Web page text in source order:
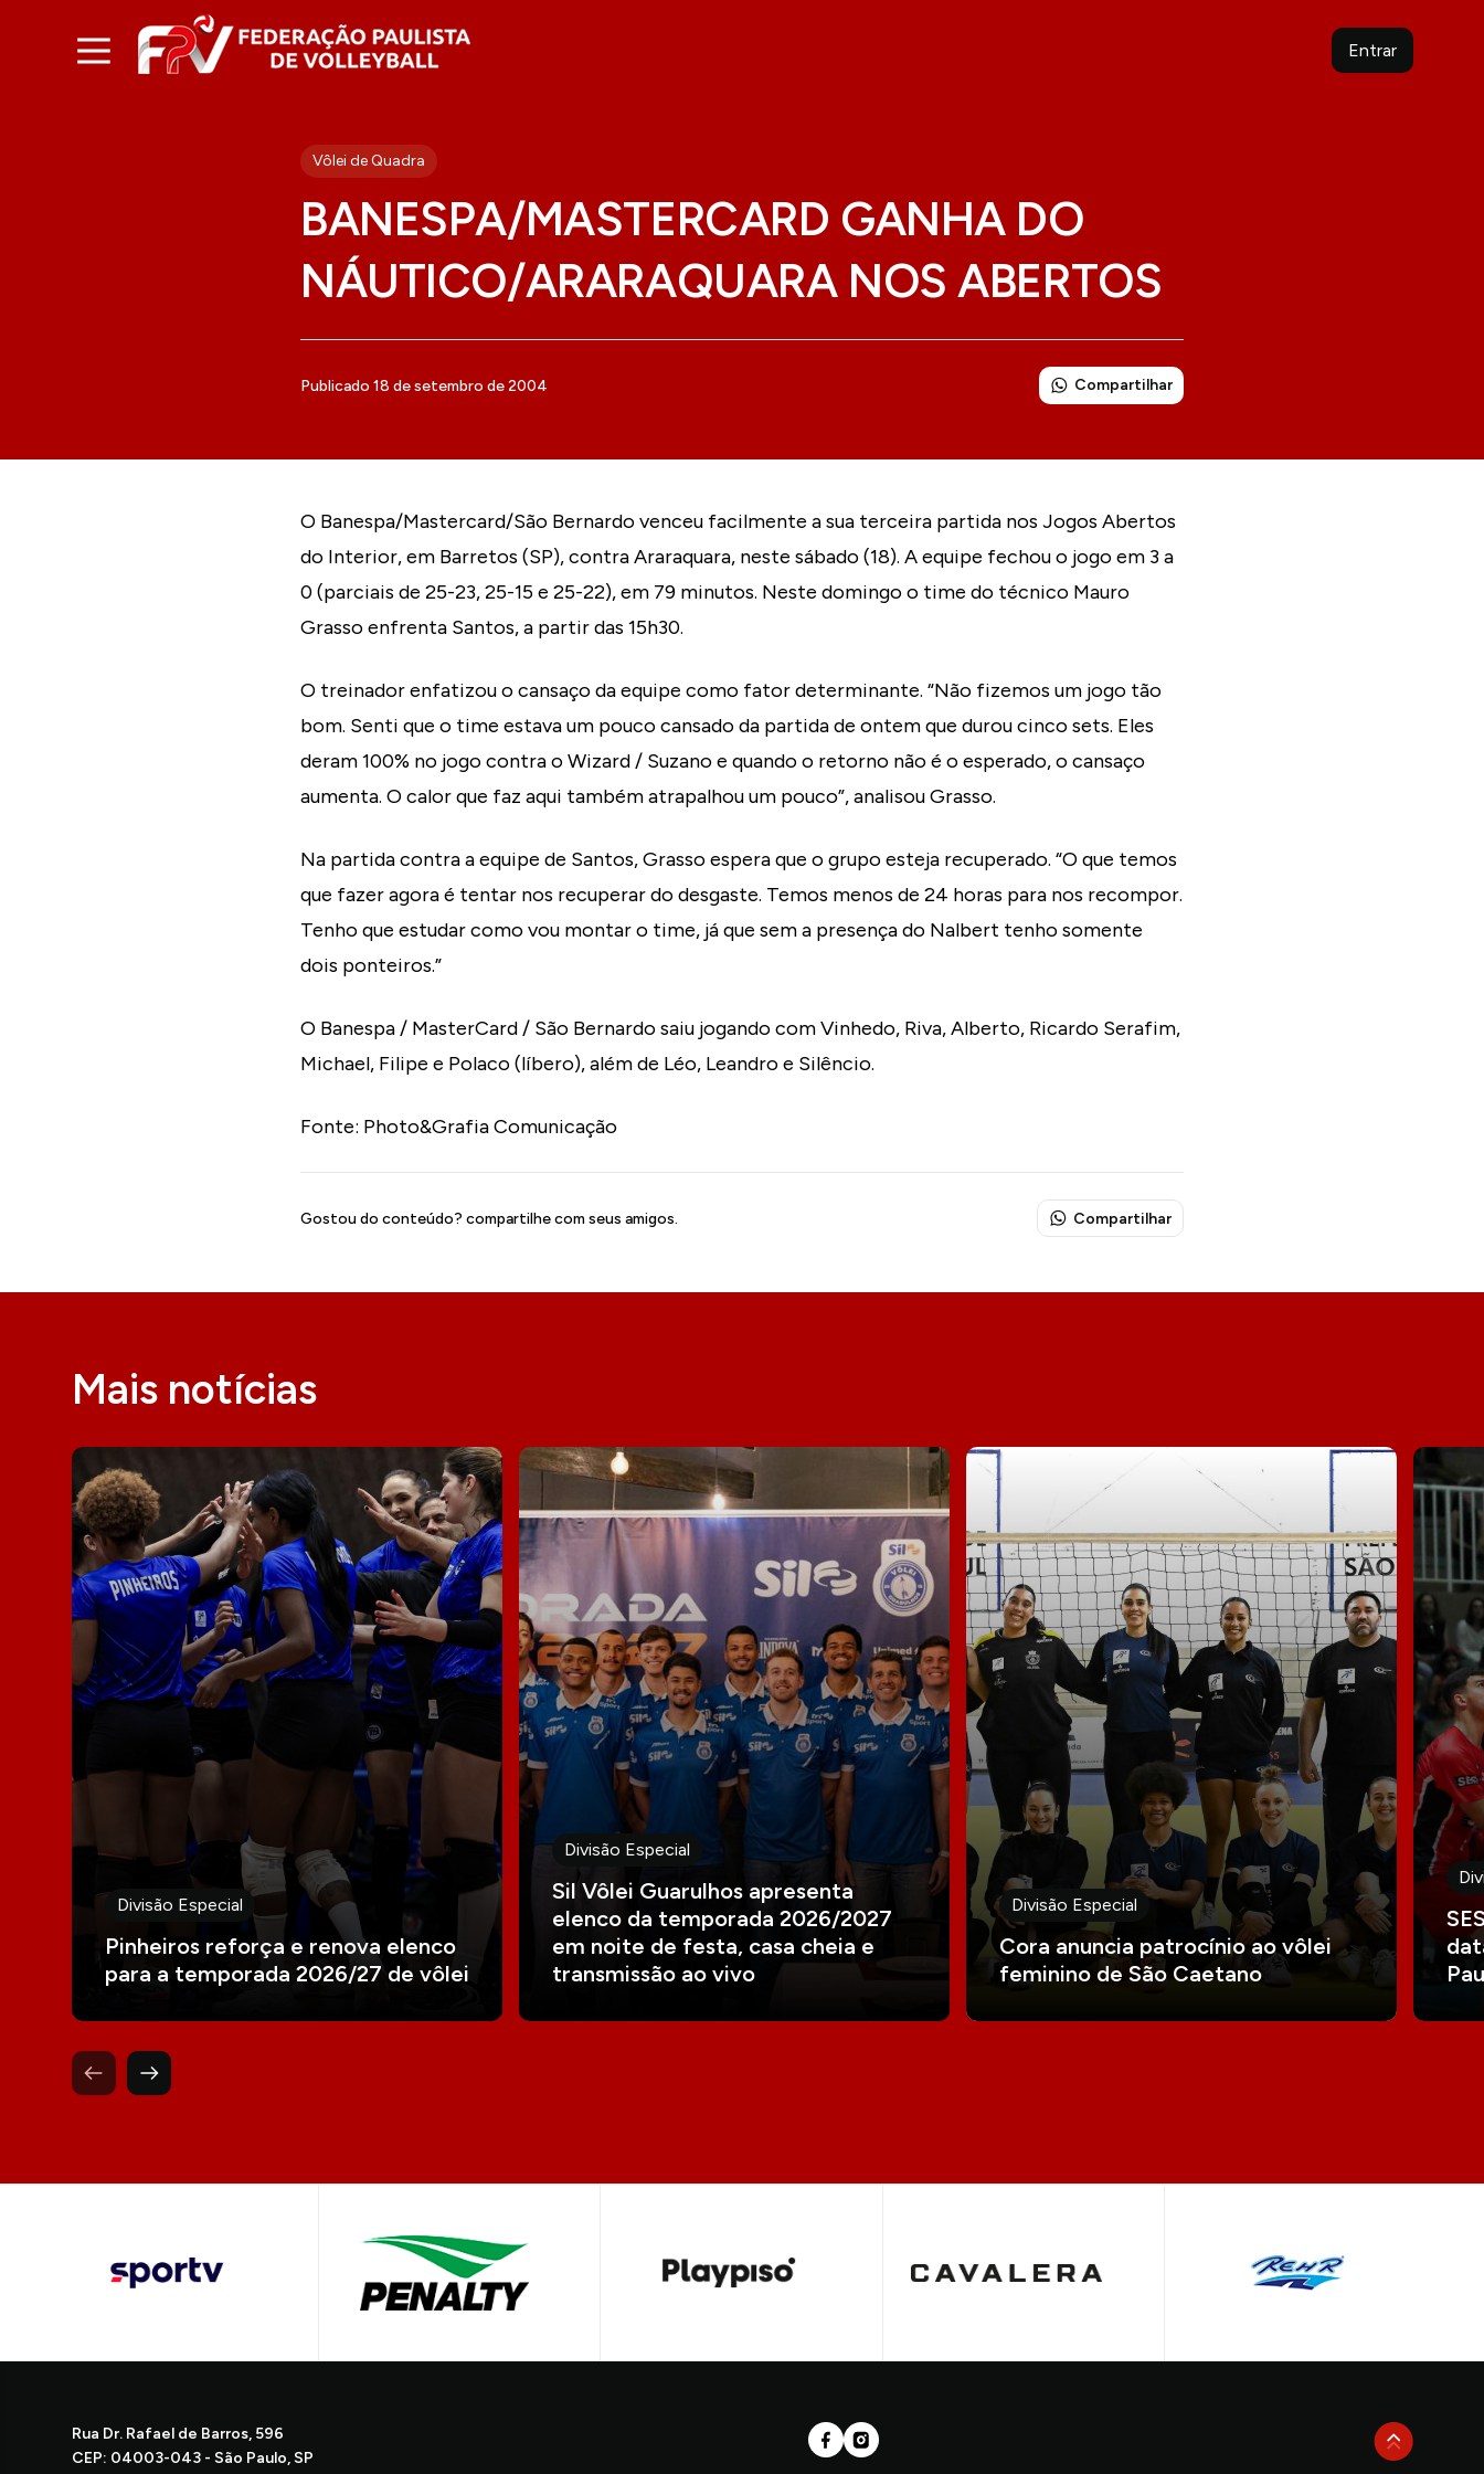
Entrar
Vôlei de Quadra
BANESPA/MASTERCARD GANHA DO
NÁUTICO/ARARAQUARA NOS ABERTOS
Publicado 18 de setembro de 2004 Compartilhar
O Banespa/Mastercard/São Bernardo venceu facilmente a sua terceira partida nos Jogos Abertos
do Interior, em Barretos (SP), contra Araraquara, neste sábado (18). A equipe fechou o jogo em 3 a
0 (parciais de 25-23, 25-15 e 25-22), em 79 minutos. Neste domingo o time do técnico Mauro
Grasso enfrenta Santos, a partir das 15h30.
O treinador enfatizou o cansaço da equipe como fator determinante. “Não fizemos um jogo tão
bom. Senti que o time estava um pouco cansado da partida de ontem que durou cinco sets. Eles
deram 100% no jogo contra o Wizard / Suzano e quando o retorno não é o esperado, o cansaço
aumenta. O calor que faz aqui também atrapalhou um pouco”, analisou Grasso.
Na partida contra a equipe de Santos, Grasso espera que o grupo esteja recuperado. “O que temos
que fazer agora é tentar nos recuperar do desgaste. Temos menos de 24 horas para nos recompor.
Tenho que estudar como vou montar o time, já que sem a presença do Nalbert tenho somente
dois ponteiros.”
O Banespa / MasterCard / São Bernardo saiu jogando com Vinhedo, Riva, Alberto, Ricardo Serafim,
Michael, Filipe e Polaco (líbero), além de Léo, Leandro e Silêncio.
Fonte: Photo&Grafia Comunicação
Gostou do conteúdo? compartilhe com seus amigos. Compartilhar
Mais notícias
Divisão Especial
Pinheiros reforça e renova elenco
para a temporada 2026/27 de vôlei
Divisão Especial
Sil Vôlei Guarulhos apresenta
elenco da temporada 2026/2027
em noite de festa, casa cheia e
transmissão ao vivo
Divisão Especial
Cora anuncia patrocínio ao vôlei
feminino de São Caetano
Rua Dr. Rafael de Barros, 596
CEP: 04003-043 - São Paulo, SP